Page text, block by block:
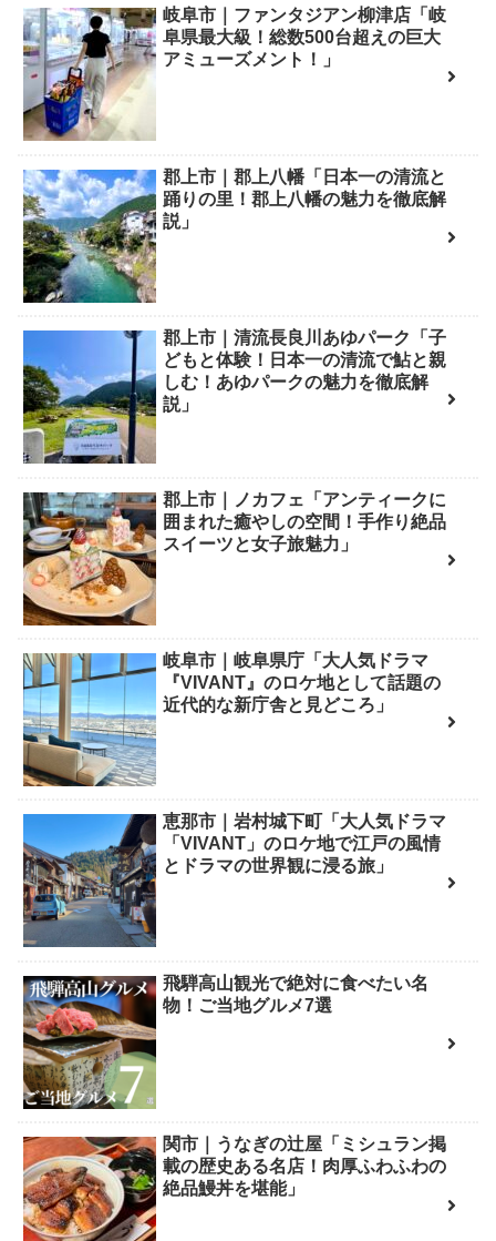
岐阜市｜ファンタジアン柳津店「岐
阜県最大級！総数500台超えの巨大
アミューズメント！」
郡上市｜郡上八幡「日本一の清流と
踊りの里！郡上八幡の魅力を徹底解
説」
郡上市｜清流長良川あゆパーク「子
どもと体験！日本一の清流で鮎と親
しむ！あゆパークの魅力を徹底解
説」
郡上市｜ノカフェ「アンティークに
囲まれた癒やしの空間！手作り絶品
スイーツと女子旅魅力」
岐阜市｜岐阜県庁「大人気ドラマ
『VIVANT』のロケ地として話題の
近代的な新庁舎と見どころ」
恵那市｜岩村城下町「大人気ドラマ
「VIVANT」のロケ地で江戸の風情
とドラマの世界観に浸る旅」
飛騨高山観光で絶対に食べたい名
物！ご当地グルメ7選
関市｜うなぎの辻屋「ミシュラン掲
載の歴史ある名店！肉厚ふわふわの
絶品鰻丼を堪能」